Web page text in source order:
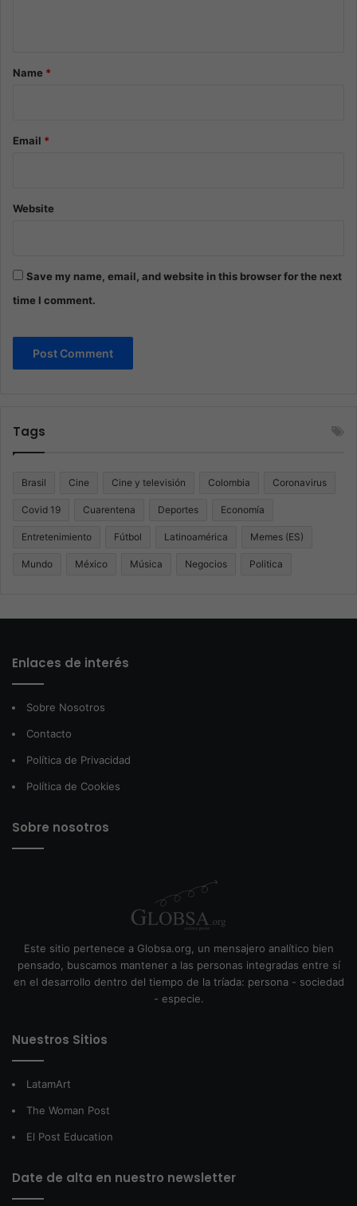
*Name *
Email *
Website
Save my name, email, and website in this browser for the next
time I comment.
Tags
Brasil Cine Cine y televisión Colombia Coronavirus
Covid 19 Cuarentena Deportes Economía
Entretenimiento Fútbol Latinoamérica Memes (ES)
Mundo México Música Negocios Politica
Enlaces de interés
Sobre Nosotros
Contacto
Política de Privacidad
Política de Cookies
Sobre nosotros
Este sitio pertenece a Globsa.org, un mensajero analítico bien
pensado, buscamos mantener a las personas integradas entre sí
en el desarrollo dentro del tiempo de la tríada: persona - sociedad
- especie.
Nuestros Sitios
LatamArt
The Woman Post
El Post Education
Date de alta en nuestro newsletter